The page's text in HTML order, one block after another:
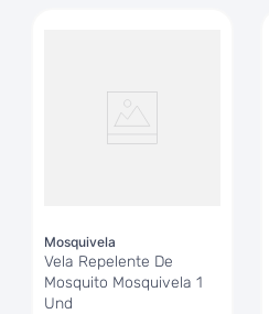
Mosquivela
Vela Repelente De
Mosquito Mosquivela 1
Und